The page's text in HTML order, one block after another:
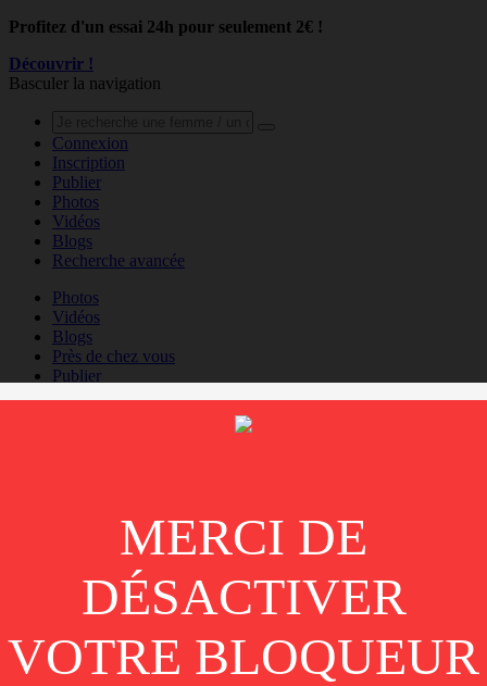
Profitez d'un essai 24h pour seulement 2€ !
Découvrir !
Basculer la navigation
Connexion
Inscription
Publier
Photos
Vidéos
Blogs
Recherche avancée
Photos
Vidéos
Blogs
Près de chez vous
Publier
MERCI DE
DÉSACTIVER
VOTRE BLOQUEUR